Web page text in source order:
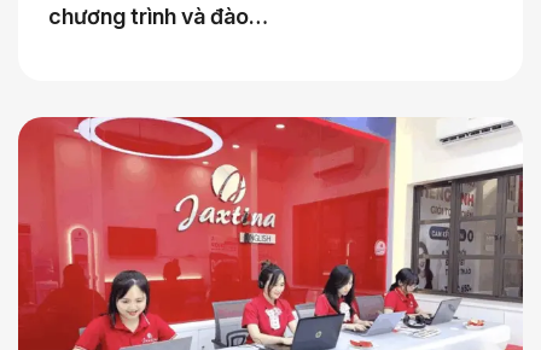
chương trình và đào…